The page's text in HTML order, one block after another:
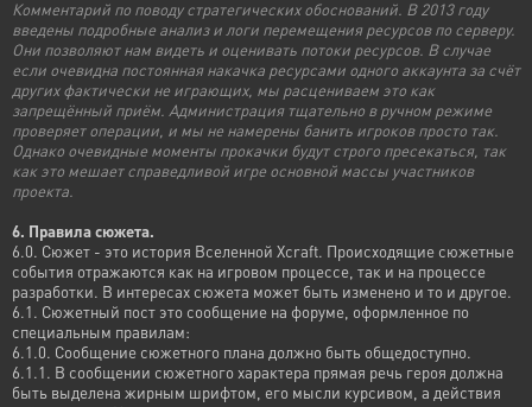
Комментарий по поводу стратегических обоснований. В 2013 году
введены подробные анализ и логи перемещения ресурсов по серверу.
Они позволяют нам видеть и оценивать потоки ресурсов. В случае
если очевидна постоянная накачка ресурсами одного аккаунта за счёт
других фактически не играющих, мы расцениваем это как
запрещённый приём. Администрация тщательно в ручном режиме
проверяет операции, и мы не намерены банить игроков просто так.
Однако очевидные моменты прокачки будут строго пресекаться, так
как это мешает справедливой игре основной массы участников
проекта.
6. Правила сюжета.
6.0. Сюжет - это история Вселенной Xcraft. Происходящие сюжетные
события отражаются как на игровом процессе, так и на процессе
разработки. В интересах сюжета может быть изменено и то и другое.
6.1. Сюжетный пост это сообщение на форуме, оформленное по
специальным правилам:
6.1.0. Сообщение сюжетного плана должно быть общедоступно.
6.1.1. В сообщении сюжетного характера прямая речь героя должна
быть выделена жирным шрифтом, его мысли курсивом, а действия